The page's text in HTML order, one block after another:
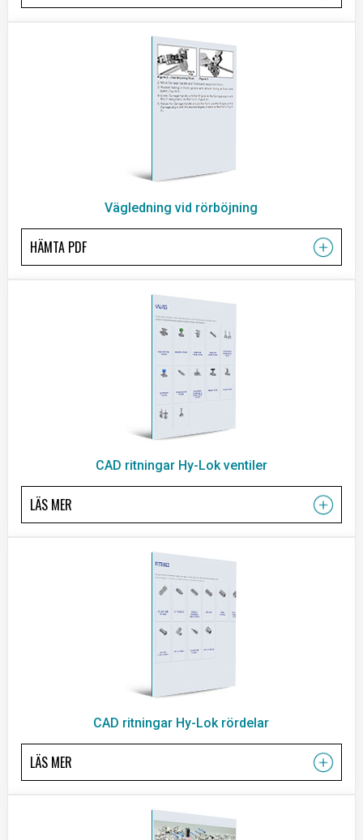
Vägledning vid rörböjning
HÄMTA PDF
CAD ritningar Hy-Lok ventiler
LÄS MER
CAD ritningar Hy-Lok rördelar
LÄS MER